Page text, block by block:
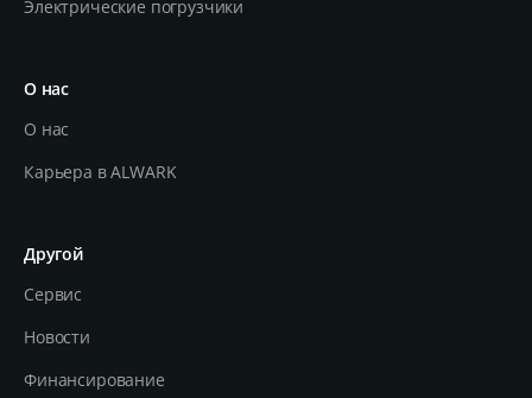
Электрические погрузчики
О нас
О нас
Карьера в ALWARK
Другой
Сервис
Новости
Финансирование